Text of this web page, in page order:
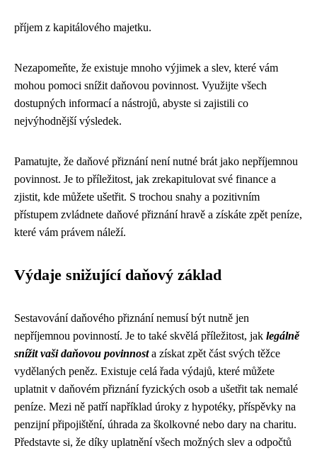
příjem z kapitálového majetku.
Nezapomeňte, že existuje mnoho výjimek a slev, které vám
mohou pomoci snížit daňovou povinnost. Využijte všech
dostupných informací a nástrojů, abyste si zajistili co
nejvýhodnější výsledek.
Pamatujte, že daňové přiznání není nutné brát jako nepříjemnou
povinnost. Je to příležitost, jak zrekapitulovat své finance a
zjistit, kde můžete ušetřit. S trochou snahy a pozitivním
přístupem zvládnete daňové přiznání hravě a získáte zpět peníze,
které vám právem náleží.
Výdaje snižující daňový základ
Sestavování daňového přiznání nemusí být nutně jen
nepříjemnou povinností. Je to také skvělá příležitost, jak legálně
snížit vaši daňovou povinnosta získat zpět část svých těžce
vydělaných peněz. Existuje celá řada výdajů, které můžete
uplatnit v daňovém přiznání fyzických osob a ušetřit tak nemalé
peníze. Mezi ně patří například úroky z hypotéky, příspěvky na
penzijní připojištění, úhrada za školkovné nebo dary na charitu.
Představte si, že díky uplatnění všech možných slev a odpočtů